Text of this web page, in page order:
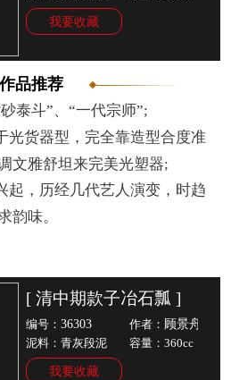
我要收藏
品推荐
泰斗”、“一代宗师”;
光货器型，完全靠造型合度准
文雅舒坦来完美光塑器;
起，历经几代艺人演变，时趋
韵味。
[ 清中期款子冶石瓢 ]
编号：36303 作者： 顾景舟
泥料：青灰段泥 容量：360cc
我要收藏